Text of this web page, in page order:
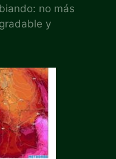
no más
y